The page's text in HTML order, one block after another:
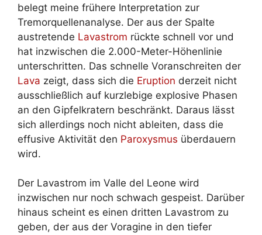
belegt meine frühere Interpretation zur
Tremorquellenanalyse. Der aus der Spalte
austretende Lavastrom rückte schnell vor und
hat inzwischen die 2.000-Meter-Höhenlinie
unterschritten. Das schnelle Voranschreiten der
Lava zeigt, dass sich die Eruption derzeit nicht
ausschließlich auf kurzlebige explosive Phasen
an den Gipfelkratern beschränkt. Daraus lässt
sich allerdings noch nicht ableiten, dass die
effusive Aktivität den Paroxysmus überdauern
wird.
Der Lavastrom im Valle del Leone wird
inzwischen nur noch schwach gespeist. Darüber
hinaus scheint es einen dritten Lavastrom zu
geben, der aus der Voragine in den tiefer